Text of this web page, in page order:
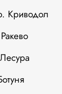
Криводол